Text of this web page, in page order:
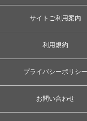
サイトご利用案内
利用規約
プライバシーポリシー
お問い合わせ